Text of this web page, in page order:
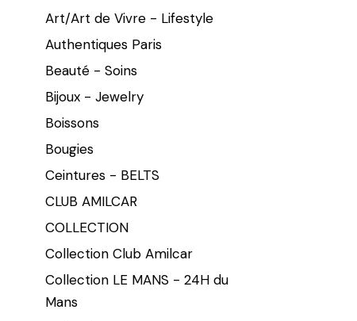
Art/Art de Vivre - Lifestyle
Authentiques Paris
Beauté - Soins
Bijoux - Jewelry
Boissons
Bougies
Ceintures - BELTS
CLUB AMILCAR
COLLECTION
Collection Club Amilcar
Collection LE MANS - 24H du
Mans